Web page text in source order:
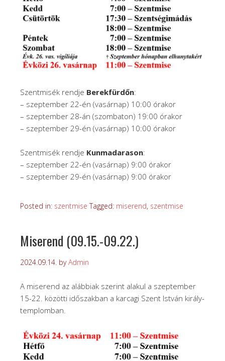
Szentmisék rendje Berekfürdőn:
– szeptember 22-én (vasárnap) 10:00 órakor
– szeptember 28-án (szombaton) 19:00 órakor
– szeptember 29-én (vasárnap) 10:00 órakor
Szentmisék rendje Kunmadarason:
– szeptember 22-én (vasárnap) 9:00 órakor
– szeptember 29-én (vasárnap) 9:00 órakor
Posted in: szentmise Tagged: miserend, szentmise
Miserend (09.15.-09.22.)
2024.09.14. byAdmin
A miserend az alábbiak szerint alakul a szeptember
15-22. közötti időszakban a karcagi Szent István király-
templomban.